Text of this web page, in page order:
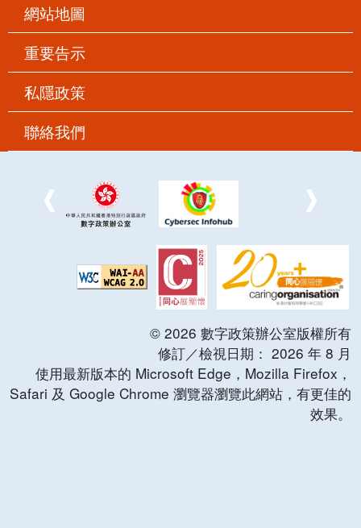
網站地圖
重要告示
私隱政策
聯絡我們
© 2026 數字政策辦公室版權所有
修訂／檢視日期： 2026 年 8 月
使用最新版本的 Microsoft Edge，Mozilla Firefox，
Safari 及 Google Chrome 瀏覽器瀏覽此網站，有更佳的
效果。